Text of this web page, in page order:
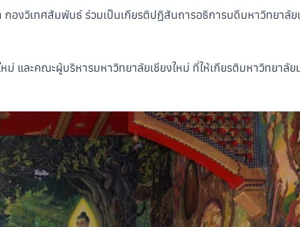
งวิเทศสัมพันธ์ ร่วมเป็นเกียรติปฏิสันถารอธิการบดีมหาวิทยาลัย
ละคณะผู้บริหารมหาวิทยาลัยเชียงใหม่ ที่ให้เกียรติมหาวิทยาลัย